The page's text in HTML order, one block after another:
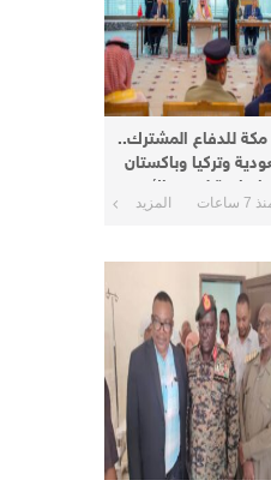
للدفاع المشترك..
وتركيا وباكستان
اتفاقية لتعزيز الأمن
7 ساعات المزيد